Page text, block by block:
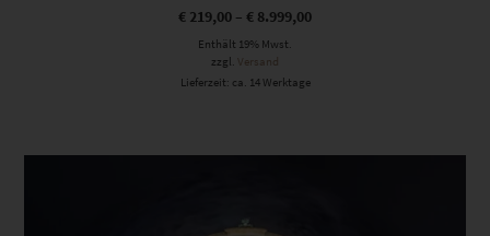
€ 219,00 – € 8.999,00
Enthält 19% Mwst.
zzgl.
Versand
Lieferzeit: ca. 14 Werktage